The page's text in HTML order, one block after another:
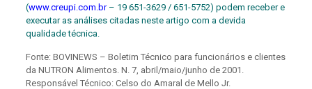
(www.creupi.com.br– 19 651-3629 / 651-5752) podem receber e
executar as análises citadas neste artigo com a devida
qualidade técnica.
Fonte: BOVINEWS – Boletim Técnico para funcionários e clientes
da NUTRON Alimentos. N. 7, abril/maio/junho de 2001.
Responsável Técnico: Celso do Amaral de Mello Jr.